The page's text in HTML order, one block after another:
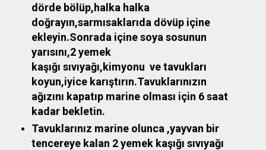
dörde bölüp,halka halka
doğrayın,sarmısaklarıda dövüp içine
ekleyin.Sonrada içine soya sosunun
yarısını,2 yemek
kaşığı sıvıyağı,kimyonu ve tavukları
koyun,iyice karıştırın.Tavuklarınızın
ağızını kapatıp marine olması için 6 saat
kadar bekletin.
Tavuklarınız marine olunca ,yayvan bir
tencereye kalan 2 yemek kaşığı sıvıyağı